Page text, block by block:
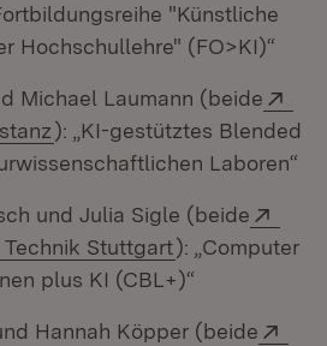
"Künstliche
Hochschullehre" (FO>KI)“
Michael Laumann (beide
(Öffnet in neuem Fenster)
): „KI-gestütztes Blended
Laboren“
und Julia Sigle (beide
Stuttgart(Öffnet in
): „Computer
plus KI (CBL+)“
Hannah Köpper (beide